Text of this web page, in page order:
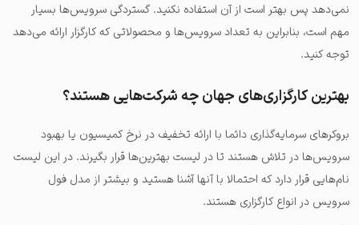
نمی‌دهد پس بهتر است از آن استفاده نکنید. گستردگی سرویس‌ها بسیار
مهم است، بنابراین به تعداد سرویس‌ها و محصولاتی که کارگزار ارائه می‌دهد
توجه کنید.
بهترین کارگزاری‌های جهان چه شرکت‌هایی هستند؟
بروکرهای سرمایه‌گذاری دائما با ارائه تخفیف در نرخ کمیسیون یا بهبود
سرویس‌ها در تلاش هستند تا در لیست بهترین‌ها قرار بگیرند. در این لیست
نام‌هایی قرار دارد که احتمالا با آنها آشنا هستید و بیشتر از مدل فول
سرویس در انواع کارگزاری هستند.